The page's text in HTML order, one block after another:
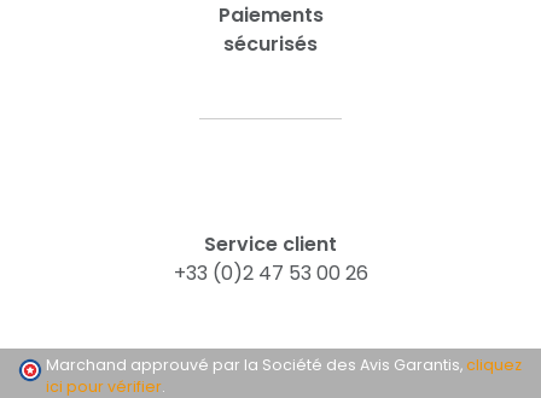
Paiements
sécurisés
Service client
+33 (0)2 47 53 00 26
Marchand approuvé par la Société des Avis Garantis,cliquez
ici pour vérifier.